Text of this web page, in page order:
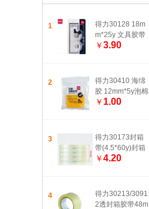
1
得力30128 18m
m*25y 文具胶带
透明胶带纸底座1
￥3.90
2
得力30410 海绵
胶 12mm*5y泡棉
双面胶 强粘性胶
￥ 1.00
3
得力30173封箱
带(4.5*60y)封箱
胶带 4.5cm粘胶
￥4.20
4
得力30213/3091
2透封箱胶带48m